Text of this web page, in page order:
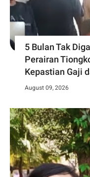
5 Bulan Tak
Perairan
Kepastian Gaji
August 09, 2026